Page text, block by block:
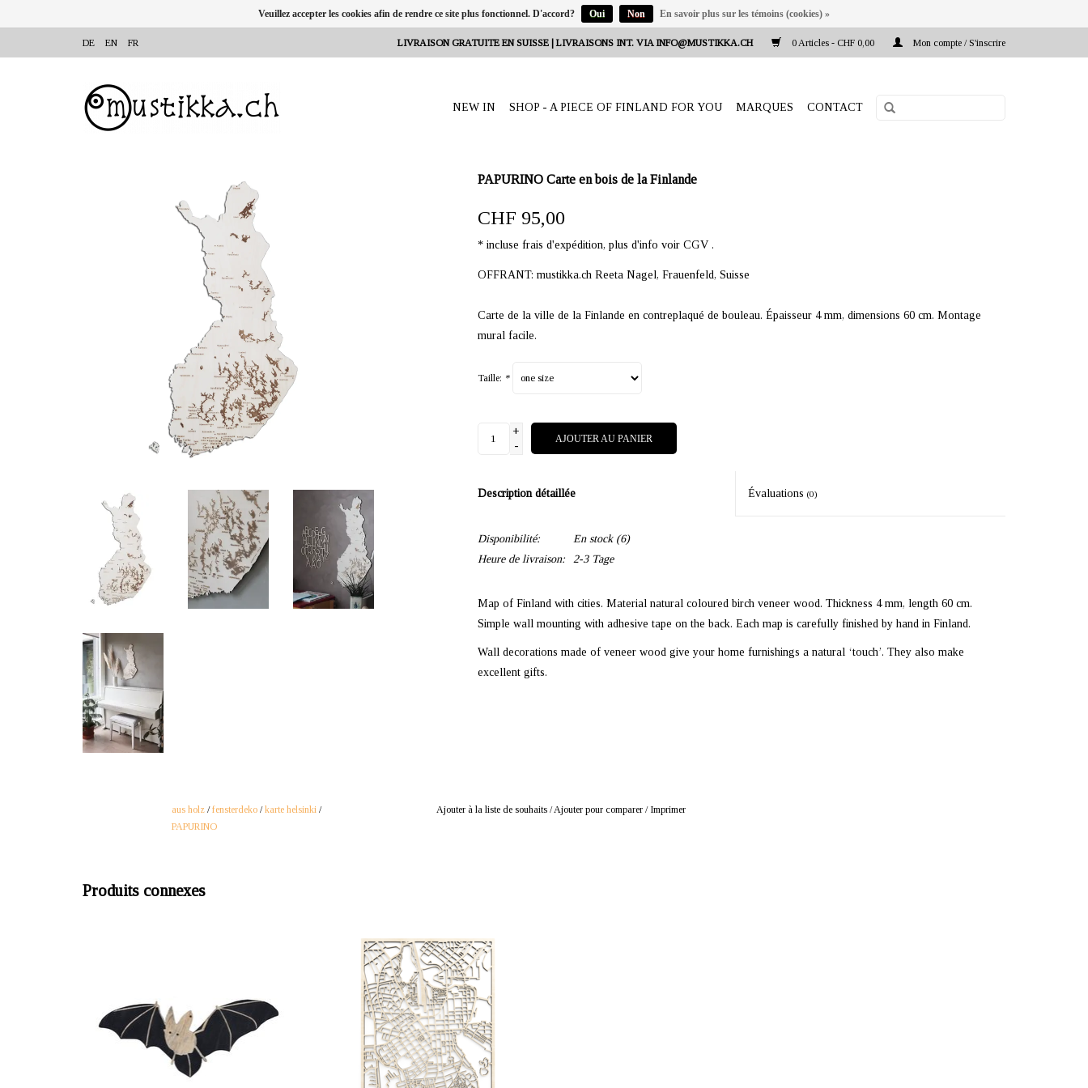
DE EN FR LIVRAISON GRATUITE EN SUISSE | LIVRAISONS INT. VIA INFO@MUSTIKKA.CH 0 Articles - CHF 0,00 Mon compte / S'inscrire
NEW IN SHOP - A PIECE OF FINLAND FOR YOU MARQUES CONTACT
PAPURINO Carte en bois de la Finlande
CHF 95,00
* incluse frais d'expédition, plus d'info voir CGV .
OFFRANT: mustikka.ch Reeta Nagel, Frauenfeld, Suisse
Carte de la ville de la Finlande en contreplaqué de bouleau. Épaisseur 4 mm, dimensions 60 cm. Montage
mural facile.
Taille: *
+
-
AJOUTER AU PANIER
Description détaillée Évaluations(0)
Disponibilité: En stock(6)
Heure de livraison:
2-3 Tage
Map of Finland with cities. Material natural coloured birch veneer wood. Thickness 4 mm, length 60 cm.
Simple wall mounting with adhesive tape on the back. Each map is carefully finished by hand in Finland.
Wall decorations made of veneer wood give your home furnishings a natural ‘touch’. They also make
excellent gifts.
aus holz /fensterdeko /karte helsinki /
PAPURINO
Ajouter à la liste de souhaits/Ajouter pour comparer / Imprimer
Produits connexes
noire/naturelle, dos noir. Épaisseur 4 mm, largeur
25 cm, cordon en lin pour la suspension.
Suisse
Carte de la ville d'Helsinki en contreplaqué de
bouleau. Épaisseur 4 mm, dimensions 29 x 40 cm.
Montage mural facile.
Veuillez accepter les cookies afin de rendre ce site plus fonctionnel. D'accord? Oui Non En savoir plus sur les témoins (cookies) »